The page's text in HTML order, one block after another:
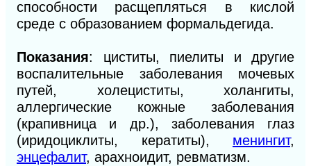
способности расщепляться в кислой
среде с образованием формальдегида.
Показания: циститы, пиелиты и другие
воспалительные заболевания мочевых
путей, холециститы, холангиты,
аллергические кожные заболевания
(крапивница и др.), заболевания глаз
(иридоциклиты, кератиты), менингит,
энцефалит, арахноидит, ревматизм.